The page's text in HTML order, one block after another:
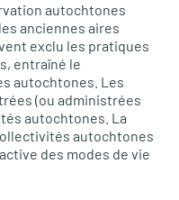
autochtones
anciennes aires
exclu les pratiques
entraîné le
autochtones. Les
(ou administrées
autochtones. La
autochtones
des modes de vie